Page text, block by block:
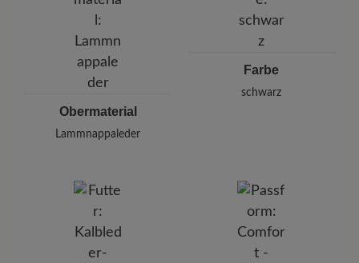
E-mail:
kundenbetreuung@baer-schuhe.de
Obermaterial
Lammnappaleder
Farbe
schwarz